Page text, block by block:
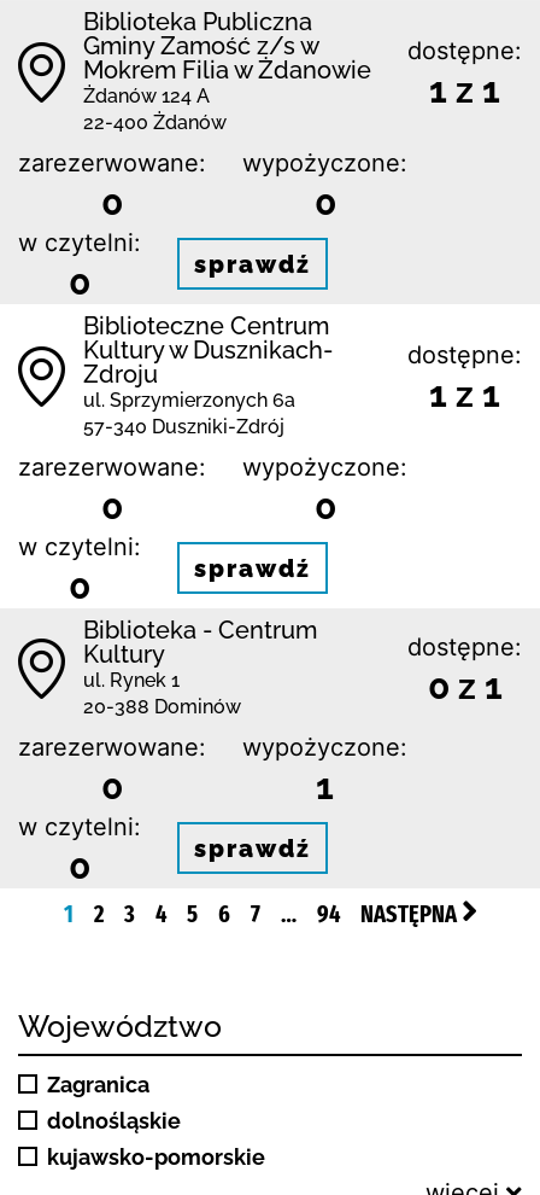
Biblio­teka Publiczna
Gminy Zamość z/s w
Mokrem Filia w Żdanowie
Żdanów 124 A
22-400 Żdanów
dostępne:
1 z 1
zarezerwowane:
0
wypożyczone:
0
w czytelni:
0 sprawdź
Biblioteczne Centrum
Kultury w Dusznikach-
Zdroju
ul. Sprzymierzonych 6a
57-340 Duszniki-Zdrój
dostępne:
1 z 1
zarezerwowane:
0
wypożyczone:
0
w czytelni:
0 sprawdź
Biblioteka - Centrum
Kultury
ul. Rynek 1
20-388 Dominów
dostępne:
0 z 1
zarezerwowane:
0
wypożyczone:
1
w czytelni:
0 sprawdź
1 2 3 4 5 6 7 … 94 NASTĘPNA
Województwo
Zagranica
dolnośląskie
kujawsko-pomorskie